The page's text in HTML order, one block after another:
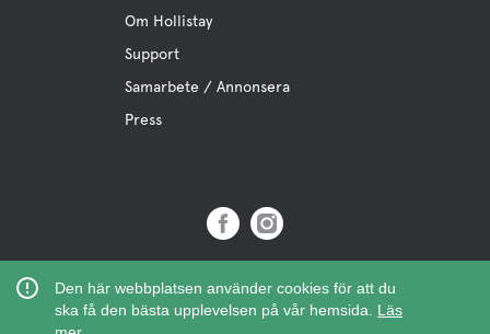
Den här webbplatsen använder cookies för att du
ska få den bästa upplevelsen på vår hemsida. Läs
Om Hollistay
Support
Samarbete / Annonsera
Press
Org.Nr: 559121-9463